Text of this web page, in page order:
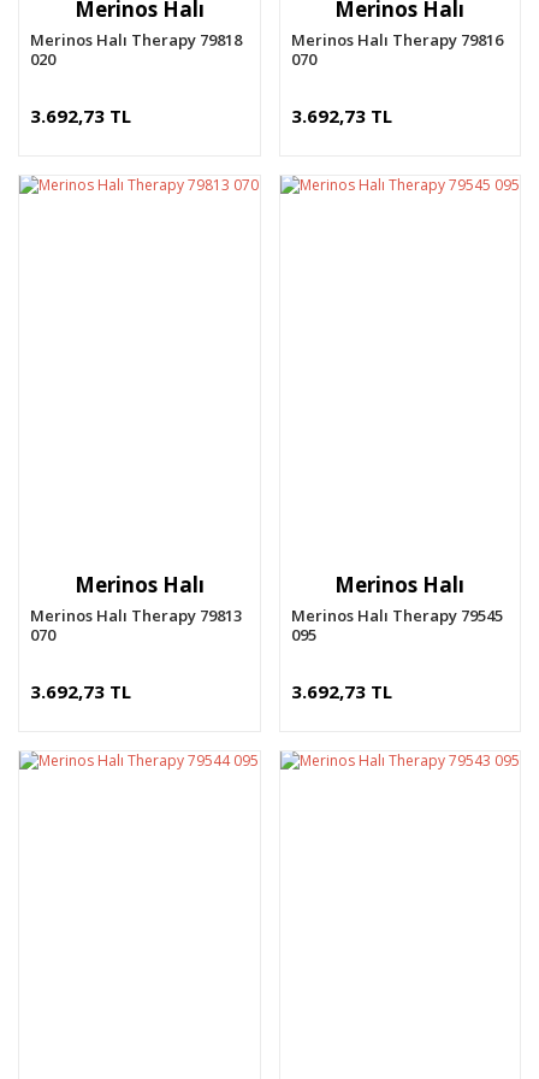
Merinos Halı
Merinos Halı Therapy 79818
020
3.692,73 TL
Merinos Halı
Merinos Halı Therapy 79816
070
3.692,73 TL
Merinos Halı
Merinos Halı Therapy 79813
070
3.692,73 TL
Merinos Halı
Merinos Halı Therapy 79545
095
3.692,73 TL